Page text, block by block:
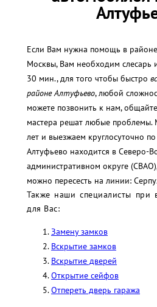
Если Вам нужна помощь в
Москвы, Вам необходим слесарь
30 мин., для того чтобы быстро
районе Алтуфьево, любой
можете позвонить к нам,
мастера решат любые
лет и выезжаем круглосуточно
Алтуфьево находится в Северо-
административном округе
можно пересесть на линии:
Также наши специалисты при
для Вас:
Замену замков
Вскрытие замков
Вскрытие дверей
Открытие сейфов
Отпереть дверь гаража